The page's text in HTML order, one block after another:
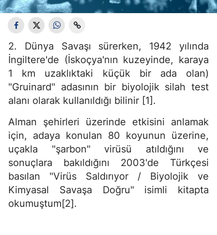
2. Dünya Savaşı sürerken, 1942 yılında
İngiltere'de (İskoçya'nın kuzeyinde, karaya
1 km uzaklıktaki küçük bir ada olan)
"Gruinard" adasının bir biyolojik silah test
alanı olarak kullanıldığı bilinir [1].
Alman şehirleri üzerinde etkisini anlamak
için, adaya konulan 80 koyunun üzerine,
uçakla "şarbon" virüsü atıldığını ve
sonuçlara bakıldığını 2003'de Türkçesi
basılan "Virüs Saldırıyor / Biyolojik ve
Kimyasal Savaşa Doğru" isimli kitapta
okumuştum[2].